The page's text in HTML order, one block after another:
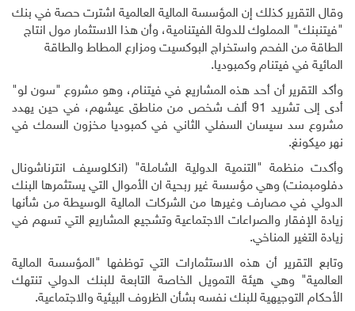
وقال التقرير كذلك إن المؤسسة المالية العالمية اشترت حصة في بنك
"فيتنبنك" المملوك للدولة الفيتنامية، وأن هذا الاستثمار مول انتاج
الطاقة من الفحم واستخراج البوكسيت ومزارع المطاط والطاقة
المائية في فيتنام وكمبوديا.
وأكد التقرير أن أحد هذه المشاريع في فيتنام، وهو مشروع "سون لو"
أدى إلى تشريد 91 ألف شخص من مناطق عيشهم، في حين يهدد
مشروع سد سيسان السفلي الثاني في كمبوديا مخزون السمك في
نهر ميكونغ.
وأكدت منظمة "التنمية الدولية الشاملة" (انكلوسيف انترناشونال
دفلومبمنت) وهي مؤسسة غير ربحية ان الأموال التي يستثمرها البنك
الدولي في مصارف وغيرها من الشركات المالية الوسيطة من شأنها
زيادة الإفقار والصراعات الاجتماعية وتشجيع المشاريع التي تسهم في
زيادة التغير المناخي.
وتابع التقرير أن هذه الاستثمارات التي توظفها "المؤسسة المالية
العالمية" وهي هيئة التمويل الخاصة التابعة للبنك الدولي تنتهك
الأحكام التوجيهية للبنك نفسه بشأن الظروف البيئية والاجتماعية.